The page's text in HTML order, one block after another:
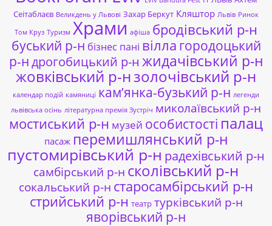
Сеітаблаєв Великдень у Львові Захар Беркут Кляштор Львів Ринок
Том Круз Туризм Храми афіша бродівський р-н
буський р-н бізнес пані вілла городоцький
р-ндрогобицький р-н жидачівський р-н
жовківський р-нзолочівський р-н
календар подій камяниці кам’янка-бузький р-н легенди
львівська осінь літературна премія Зустріч миколаївський р-н
мостиський р-н музей особистості палац
пасаж перемишлянський р-н
пустомирівський р-н радехівський р-н
самбірський р-н сколівський р-н
сокальський р-н старосамбірський р-н
стрийський р-н театр турківський р-н
яворівський р-н